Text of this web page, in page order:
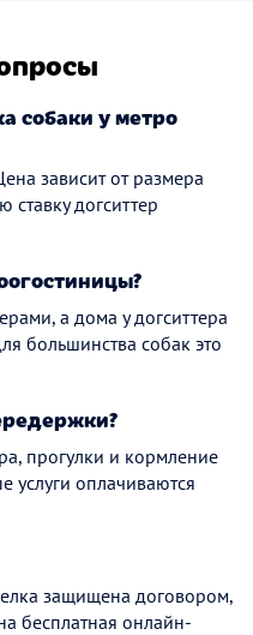
собаки у метро
зависит от размера
ставку догситтер
а дома у догситтера
большинства собак это
прогулки и кормление
оплачиваются
защищена договором,
бесплатная онлайн-